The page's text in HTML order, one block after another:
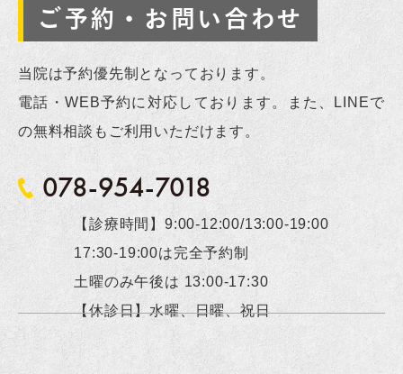
ご予約・お問い合わせ
当院は予約優先制となっております。
電話・WEB予約に対応しております。また、LINEで
の無料相談もご利用いただけます。
078-954-7018
【診療時間】9:00-12:00/13:00-19:00
17:30-19:00は完全予約制
土曜のみ午後は 13:00-17:30
【休診日】水曜、日曜、祝日